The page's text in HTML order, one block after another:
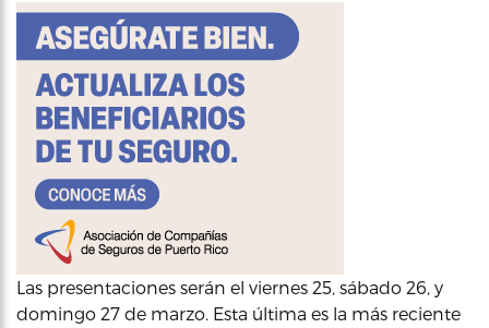
Las presentaciones serán el viernes 25, sábado 26, y
domingo 27 de marzo. Esta última es la más reciente